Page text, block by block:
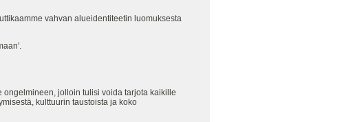
vahvan alueidentiteetin luomuksesta
jolloin tulisi voida tarjota kaikille
kulttuurin taustoista ja koko